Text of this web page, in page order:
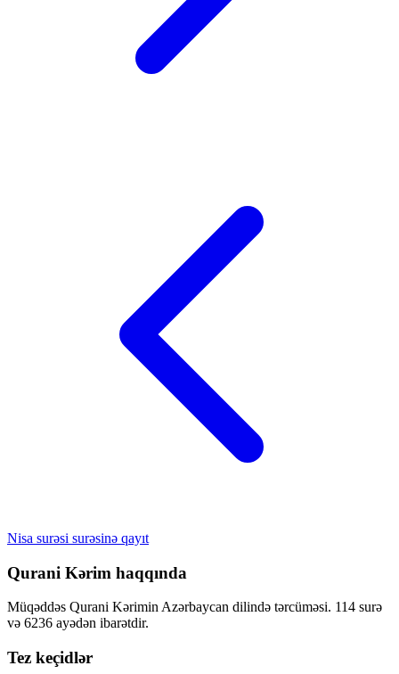
Nisa surəsi surəsinə qayıt
Qurani Kərim haqqında
Müqəddəs Qurani Kərimin Azərbaycan dilində tərcüməsi. 114 surə
və 6236 ayədən ibarətdir.
Tez keçidlər